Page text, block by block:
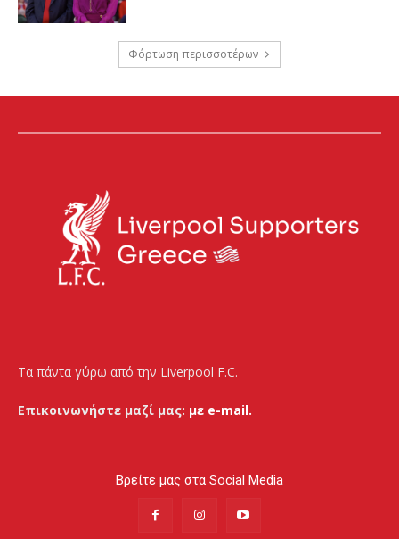
Φόρτωση περισσοτέρων
Τα πάντα γύρω από την Liverpool F.C.
Επικοινωνήστε μαζί μας: με e-mail.
Βρείτε μας στα Social Media